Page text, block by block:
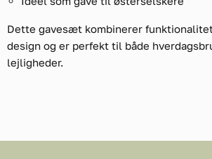
Dette gavesæt kombinerer
design og er perfekt til både
lejligheder.